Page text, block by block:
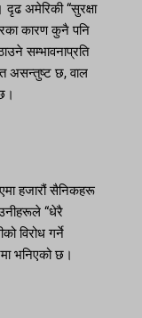
अमेरिकी “सुरक्षा
कारण कुनै पनि
सम्भावनाप्रति
असन्तुष्ट छ, वाल
हजारौं सैनिकहरू
उनीहरूले “धेरै
विरोध गर्ने
भनिएको छ।